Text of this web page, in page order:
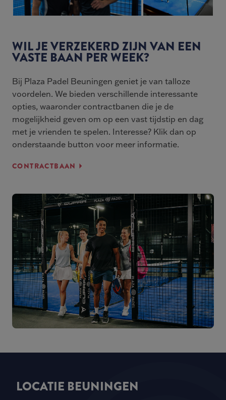
LOCATIE BEUNINGEN
WIL JE VERZEKERD ZIJN VAN EEN
VASTE BAAN PER WEEK?
Bij Plaza Padel Beuningen geniet je van talloze
voordelen. We bieden verschillende interessante
opties, waaronder contractbanen die je de
mogelijkheid geven om op een vast tijdstip en dag
met je vrienden te spelen. Interesse? Klik dan op
onderstaande button voor meer informatie.
CONTRACTBAAN